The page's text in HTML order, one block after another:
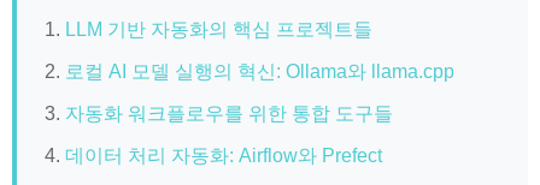
LLM 기반 자동화의 핵심 프로젝트들
로컬 AI 모델 실행의 혁신: Ollama와 llama.cpp
자동화 워크플로우를 위한 통합 도구들
데이터 처리 자동화: Airflow와 Prefect